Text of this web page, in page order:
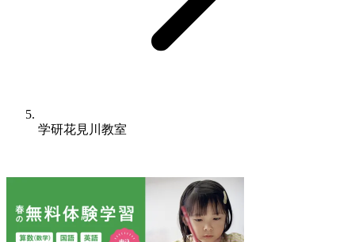
学研花見川教室